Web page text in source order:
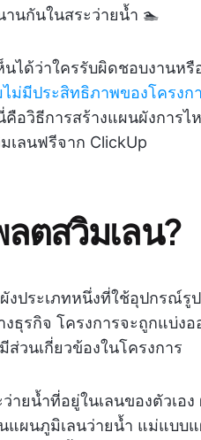
านกันในสระว่ายน้ำ 🏊
ได้ว่าใครรับผิดชอบงานหรื
ม่มีประสิทธิภาพของโครง
คือวิธีการสร้างแผนผังการ
เลนฟรีจาก ClickUp
ลตสวิมเลน?
งประเภทหนึ่งที่ใช้อุปกรณ์รู
ธุรกิจ โครงการจะถูกแบ่ง
วนเกี่ยวข้องในโครงการ
ายน้ำที่อยู่ในเลนของตัวเอ
นแผนภูมิเลนว่ายน้ำ แม่แบบ